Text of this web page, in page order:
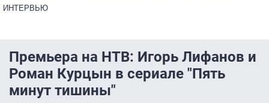
ИНТЕРВЬЮ
Премьера на НТВ: Игорь Лифанов и
Роман Курцын в сериале "Пять
минут тишины"